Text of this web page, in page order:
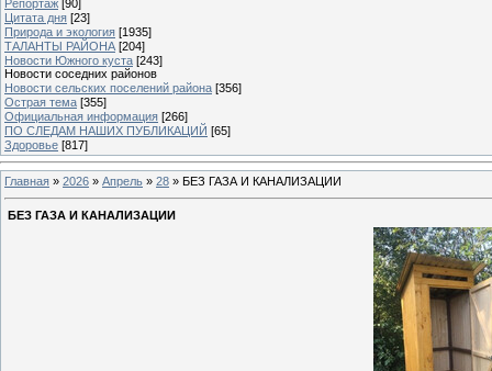
Репортаж [90]
Цитата дня [23]
Природа и экология [1935]
ТАЛАНТЫ РАЙОНА [204]
Новости Южного куста [243]
Новости соседних районов
Новости сельских поселений района [356]
Острая тема [355]
Официальная информация [266]
ПО СЛЕДАМ НАШИХ ПУБЛИКАЦИЙ [65]
Здоровье [817]
Главная » 2026 » Апрель » 28 » БЕЗ ГАЗА И КАНАЛИЗАЦИИ
БЕЗ ГАЗА И КАНАЛИЗАЦИИ